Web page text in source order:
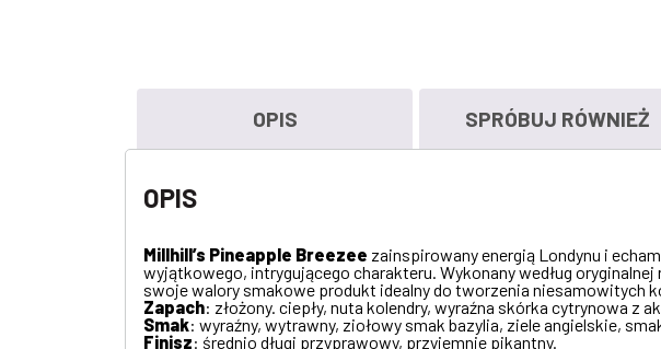
OPIS SPRÓBUJ RÓWNIEŻ
OPIS
Millhill’s Pineapple Breezee zainspirowany energią Londynu i
wyjątkowego, intrygującego charakteru. Wykonany według
swoje walory smakowe produkt idealny do tworzenia niesamowitych
Zapach: złożony. ciepły, nuta kolendry, wyraźna skórka cytrynowa
Smak: wyraźny, wytrawny, ziołowy smak bazylia, ziele angielskie,
Finisz: średnio długi przyprawowy, przyjemnie pikantny.